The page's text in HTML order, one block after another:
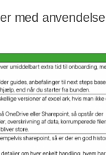
med anvendelse